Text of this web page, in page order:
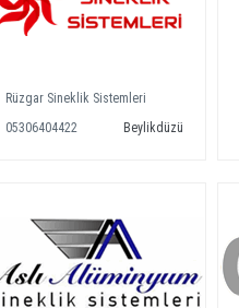
Rüzgar Sineklik Sistemleri
05306404422
Beylikdüzü